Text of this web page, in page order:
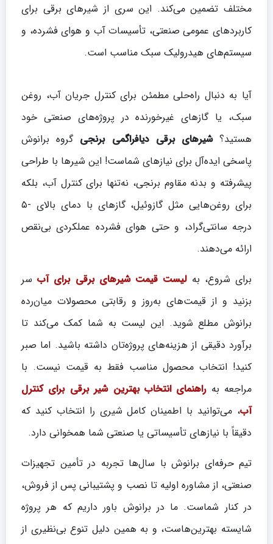
مختلف تضمین می‌کند. این سری از شیرهای برقی برای
کاربردهای عمومی صنعتی، تأسیسات آب و هوای فشرده، و
سیستم‌های هیدرولیک سبک مناسب است.
آیا به دنبال راه‌حلی مطمئن برای کنترل جریان آب، روغن
سبک، یا گازهای غیرخورنده در پروژه‌های صنعتی خود
هستید؟شیرهای برقی دیافراگمی برنجی گروه برانوش
پاسخی ایده‌آل برای نیازهای شماست! این شیرها با طراحی
پیشرفته و بدنه مقاوم برنجی، نه‌تنها برای کنترل آب، بلکه
برای روغن‌هایی مثل گازوئیل، گازهای با دمای بالای -۵
درجه سانتی‌گراد، و حتی هوای فشرده عملکردی بی‌نقص
ارائه می‌دهند.
برای شروع، بهلیست قیمت شیرهای برقی برای آبسر
بزنید و از قیمت‌های به‌روز و رقابتی محصولات میان‌رده
برانوش مطلع شوید. این لیست به شما کمک می‌کند تا
برآورد دقیقی از هزینه‌های پروژه‌تان داشته باشید. اما صبر
کنید! انتخاب محصول مناسب فقط به قیمت نیست. با
مراجعه بهراهنمای انتخاب بهترین شیر برقی برای کنترل
آب، می‌توانید با اطمینان کامل شیری را انتخاب کنید که
دقیقاً با نیازهای تأسیساتی یا صنعتی شما همخوانی دارد.
تیم حرفه‌ای برانوش با سال‌ها تجربه در تأمین تجهیزات
صنعتی، از مشاوره اولیه تا نصب و پشتیبانی پس از فروش،
در کنار شماست. ما در برانوش باور داریم که هر پروژه
شایسته بهترین‌هاست، و به همین دلیل تنوع بی‌نظیری از